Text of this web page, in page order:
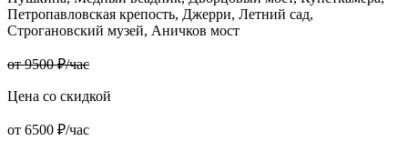
Петропавловская крепость, Джерри, Летний сад,
Строгановский музей, Аничков мост
от 9500 ₽/час
Цена со скидкой
от 6500 ₽/час